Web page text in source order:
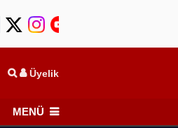
Üyelik
Köşe Yazarları
MENÜ